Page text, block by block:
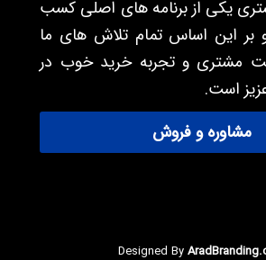
یکی از برنامه های اصلی کسب
بر این اساس تمام تلاش های ما
مشتری و تجربه خرید خوب در
است.
مشاوره و فروش
Designed By